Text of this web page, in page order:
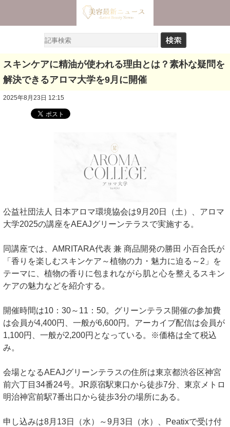
スキンケアに精油が使われる理由とは？素朴な疑問を
解決できるアロマ大学を9月に開催
2025年8月23日 12:15
公益社団法人 日本アロマ環境協会は9月20日（土）、アロマ
大学2025の講座をAEAJグリーンテラスで実施する。
同講座では、AMRITARA代表 兼 商品開発の勝田 小百合氏が
「香りを楽しむスキンケア～植物の力・魅力に迫る～2」を
テーマに、植物の香りに包まれながら肌と心を整えるスキン
ケアの魅力などを紹介する。
開催時間は10：30～11：50。グリーンテラス開催の参加費
は会員が4,400円、一般が6,600円。アーカイブ配信は会員が
1,100円、一般が2,200円となっている。※価格は全て税込
み。
会場となるAEAJグリーンテラスの住所は東京都渋谷区神宮
前六丁目34番24号。JR原宿駅東口から徒歩7分、東京メトロ
明治神宮前駅7番出口から徒歩3分の場所にある。
申し込みは8月13日（水）～9月3日（水）、Peatixで受け付